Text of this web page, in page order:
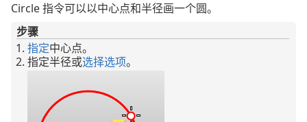
Circle 指令可以以中心点和半径画一个圆。
步骤
指定中心点。
指定半径或选择选项。